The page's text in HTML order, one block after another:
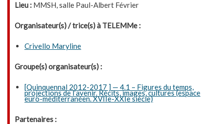
Lieu : MMSH, salle Paul-Albert Février
Organisateur(s) / trice(s) à TELEMMe :
Crivello Maryline
Groupe(s) organisateur(s) :
[Quinquennal 2012-2017 ] — 4.1 – Figures du temps,
projections de l’avenir. Récits, images, cultures (espace
euro-méditerranéen. XVIIe-XXIe siècle)
Partenaires :